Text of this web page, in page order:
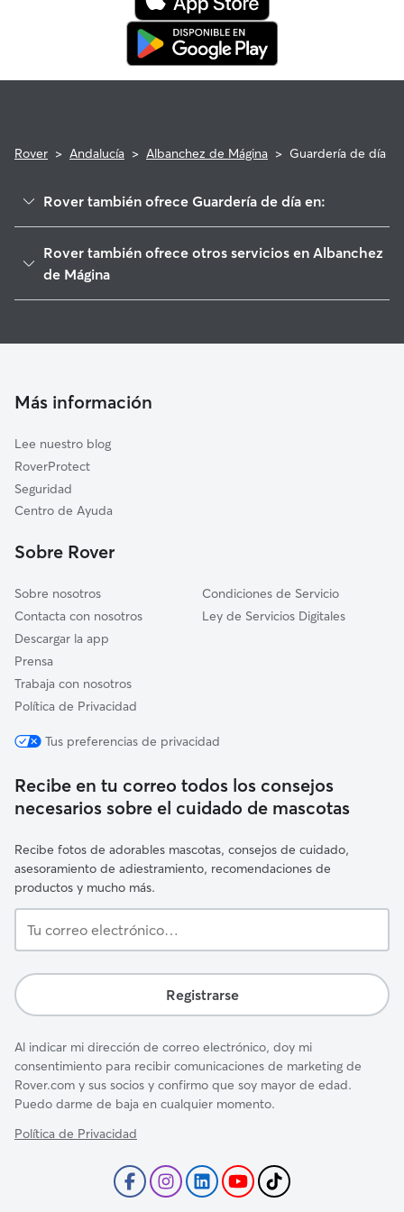
Rover > Andalucía > Albanchez de Mágina > Guardería de día
Rover también ofrece Guardería de día en:
Jimena
Jódar
Pegalajar
Cárcheles
Larva
Rover también ofrece otros servicios en Albanchez
de Mágina
Más información
Lee nuestro blog
RoverProtect
Seguridad
Centro de Ayuda
Sobre Rover
Sobre nosotros
Contacta con nosotros
Descargar la app
Prensa
Trabaja con nosotros
Política de Privacidad
Condiciones de Servicio
Ley de Servicios Digitales
Tus preferencias de privacidad
Recibe en tu correo todos los consejos
necesarios sobre el cuidado de mascotas
Recibe fotos de adorables mascotas, consejos de cuidado,
asesoramiento de adiestramiento, recomendaciones de
productos y mucho más.
correo
Registrarse
Al indicar mi dirección de correo electrónico, doy mi
consentimiento para recibir comunicaciones de marketing de
Rover.com y sus socios y confirmo que soy mayor de edad.
Puedo darme de baja en cualquier momento.
Política de Privacidad